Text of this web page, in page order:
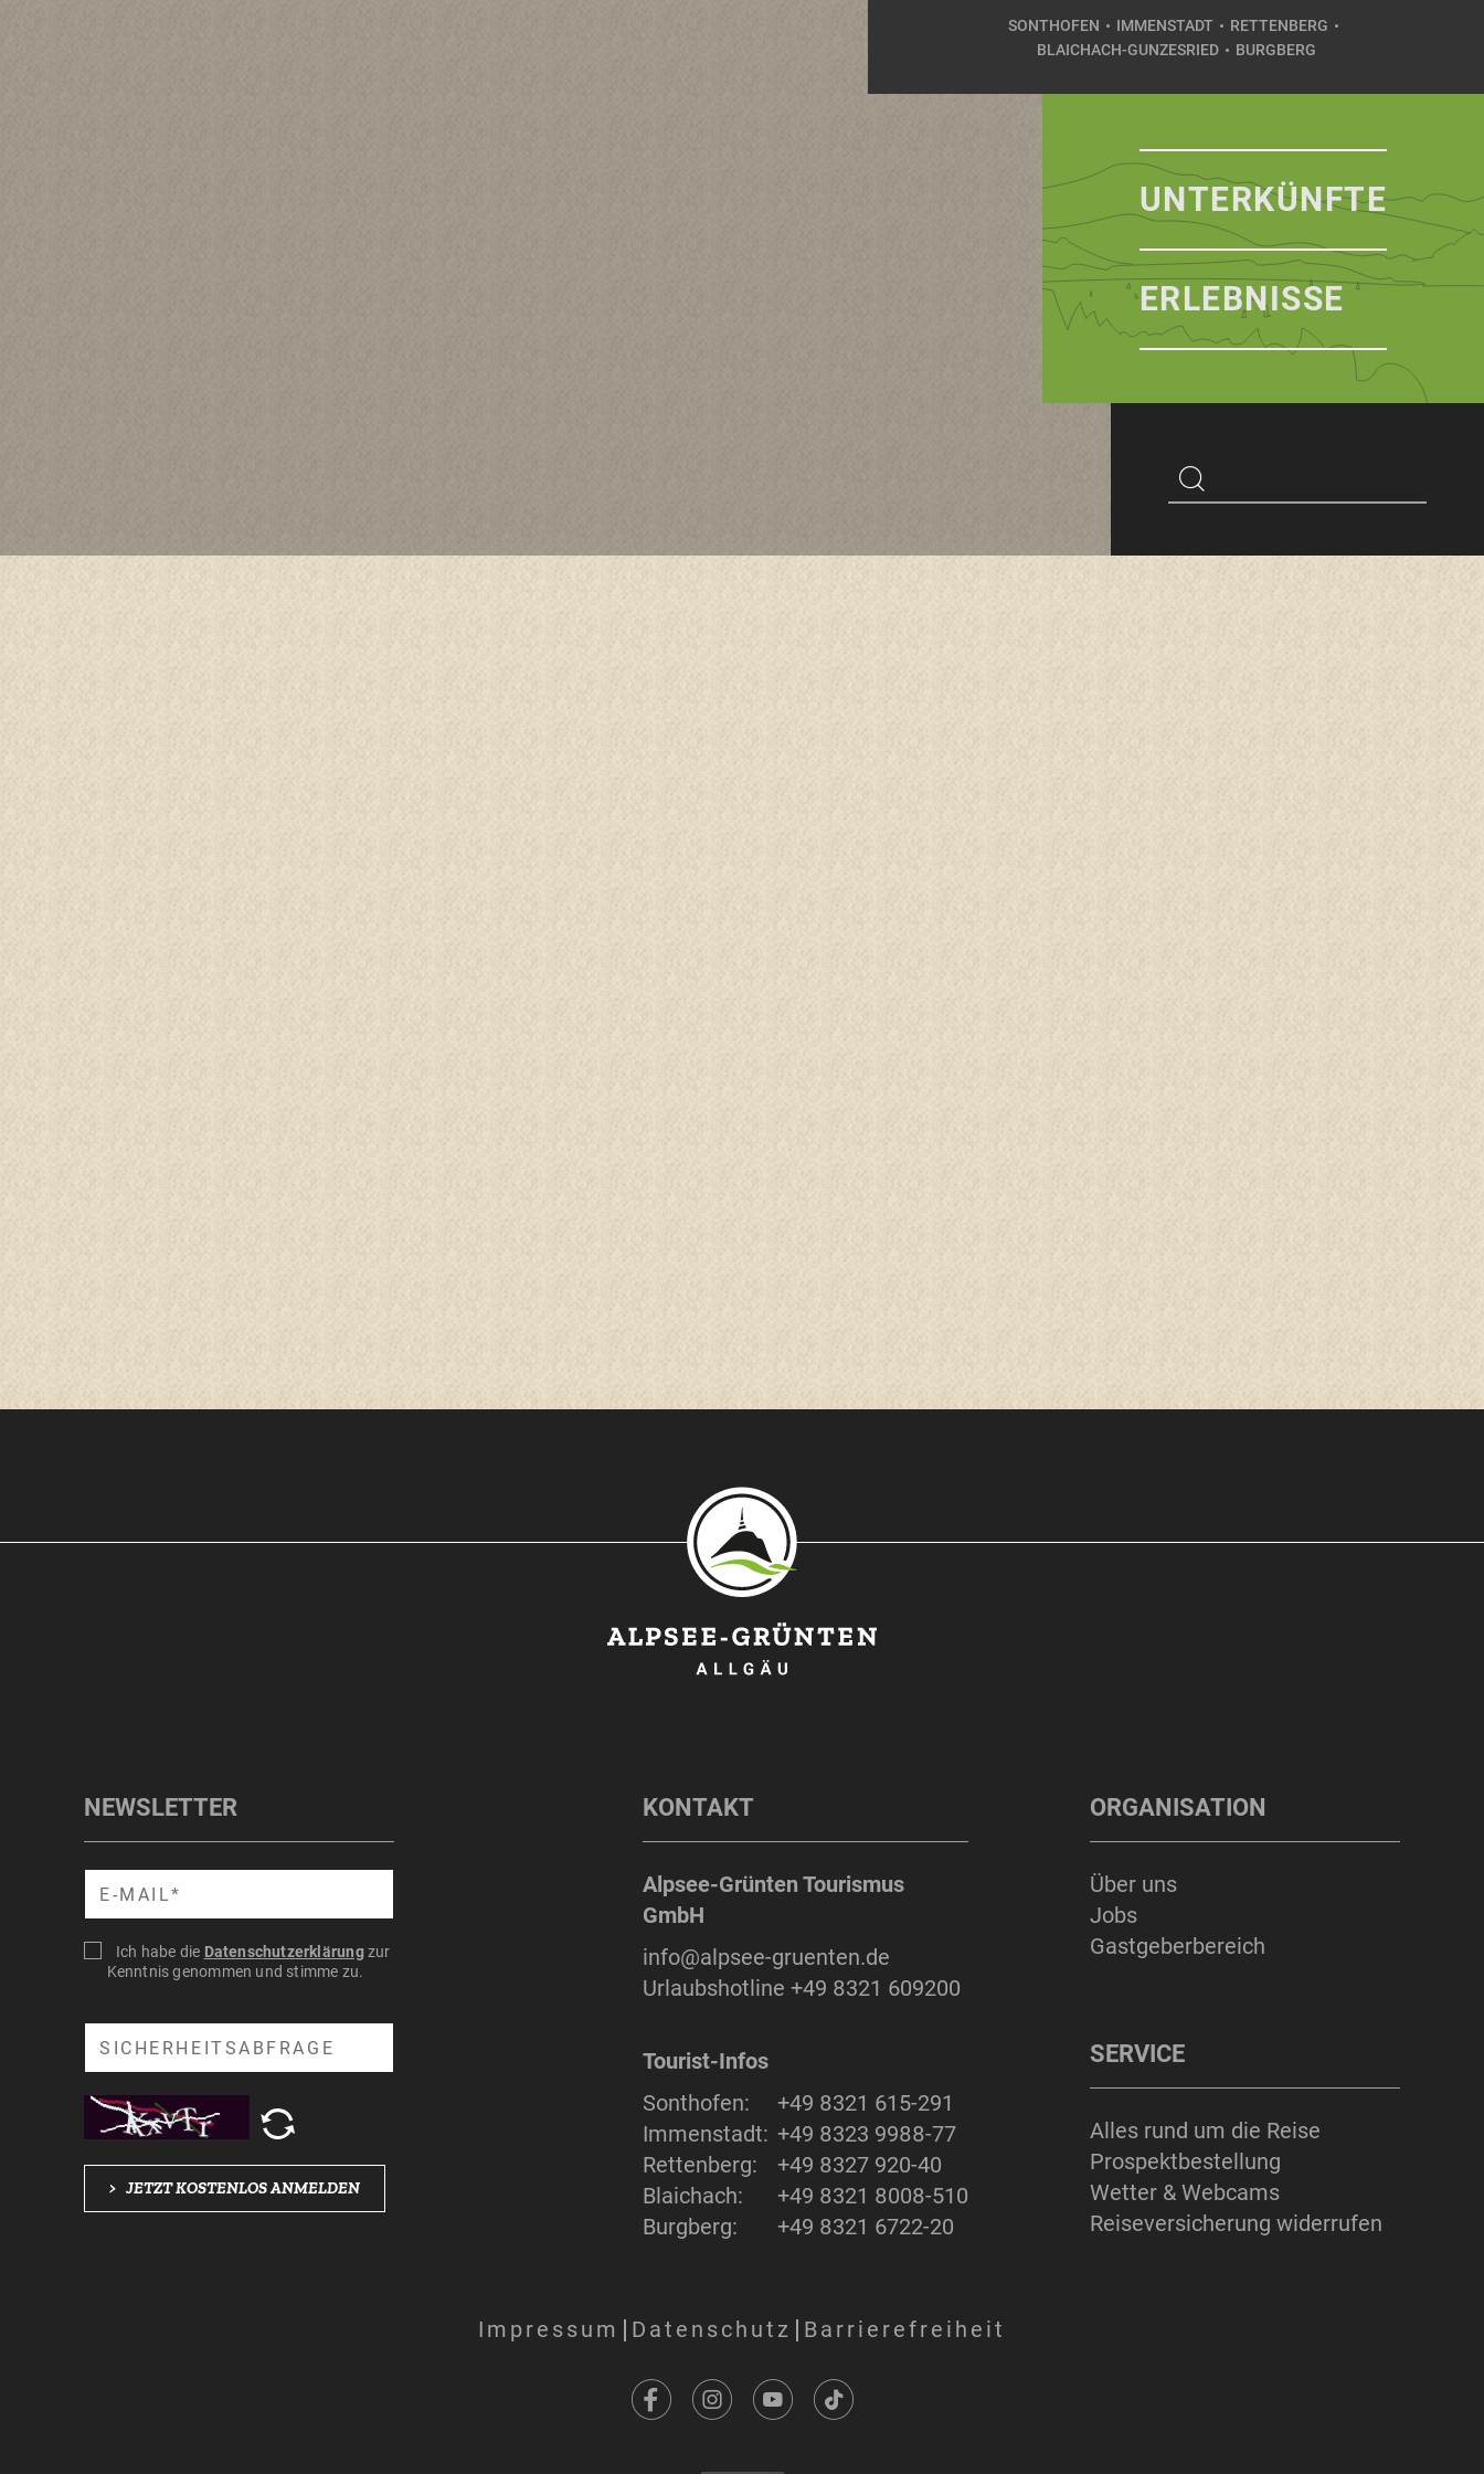
SONTHOFEN IMMENSTADT
RETTENBERG
BLAICHACH-GUNZESRIED
BURGBERG
UNTERKÜNFTE
ERLEBNISSE
Suchbegriff
Suchen
NEWSLETTER
Suche
Ich habe die Datenschutzerklärungzur
Kenntnis genommen und stimme zu.
Suche
> JETZT KOSTENLOS ANMELDEN
KONTAKT
Alpsee-Grünten Tourismus
GmbH
info@alpsee-gruenten.de
Urlaubshotline+49 8321 609200
Tourist-Infos
Sonthofen:
+49 8321 615-291
Immenstadt: +49 8323 9988-77
Rettenberg:
+49 8327 920-40
Blaichach:
+49 8321 8008-510
Burgberg:
+49 8321 6722-20
ORGANISATION
Über uns
Jobs
Gastgeberbereich
SERVICE
Alles rund um die Reise
Prospektbestellung
Wetter & Webcams
Reiseversicherung widerrufen
Impressum Datenschutz Barrierefreiheit